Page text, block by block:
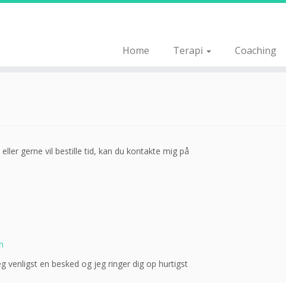
Home Terapi Coaching
gerne vil bestille tid, kan du kontakte mig på
venligst en besked og jeg ringer dig op hurtigst